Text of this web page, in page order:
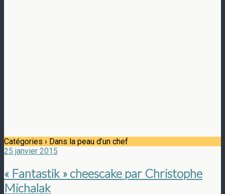
Catégories › Dans la peau d’un chef
25 janvier 2015
« Fantastik » cheescake par Christophe
Michalak